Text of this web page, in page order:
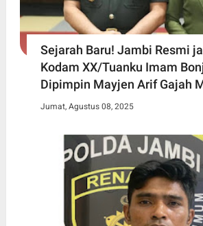
Sejarah Baru! Jambi Resmi
Kodam XX/Tuanku Imam
Dipimpin Mayjen Arif Gajah
Jumat, Agustus 08, 2025